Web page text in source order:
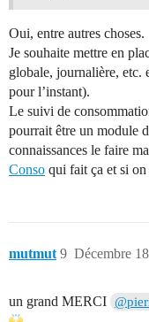
Oui, entre autres choses.
Je souhaite mettre en
globale, journalière, etc.
pour l’instant).
Le suivi de
pourrait être un module
connaissances le faire
Conso qui fait ça et si on
mutmut Décembre
9
un grand MERCI